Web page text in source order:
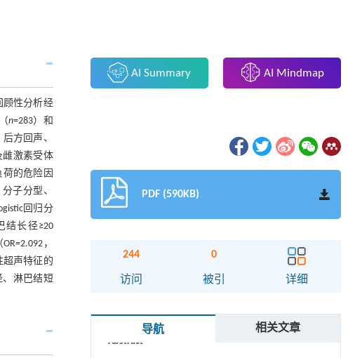
顾性分析经
n=283）和
方回声、
雌激素受体
荷的危险因
子分型、
回归分
结长径≥20
，
超声特征的
淋巴结短
AI Summary AI Mindmap
PDF (590KB)
244
访问
0
被引 详细
导航 相关文章
摘要
Abstract